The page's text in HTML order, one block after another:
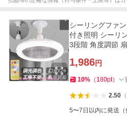
シーリングファ
付き照明 シーリ
3段階 角度調節
1,986円
10% （ 180pt）
2.50（
5〜7日以内に発送（